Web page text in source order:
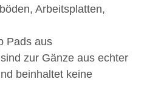
Arbeitsplatten,
Pads aus
sind zur Gänze aus echter
beinhaltet keine